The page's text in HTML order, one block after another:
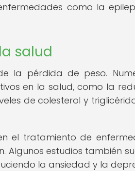
como la
salud
la pérdida de peso.
en la salud, como la
de colesterol y
el tratamiento de
Algunos estudios también
la ansiedad y la